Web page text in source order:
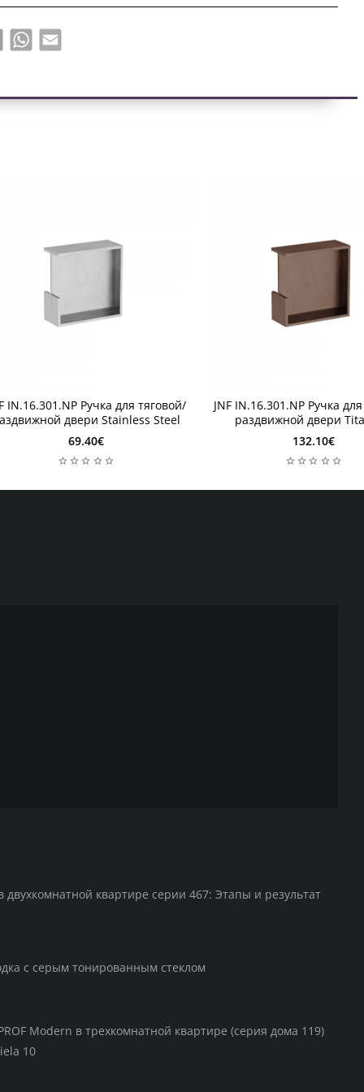
X WhatsApp
Email
IN.16.301.NP Ручка для тяговой/
двери Stainless Steel
69.40€
1 неделя
1 неделя
JNF IN.16.301.NP Ручка
раздвижной двери
132.10€
двухкомнатной квартире серии 467: Этапы и результат
с серым тонированным стеклом
Modern в трехкомнатной квартире (серия дома 119)
10